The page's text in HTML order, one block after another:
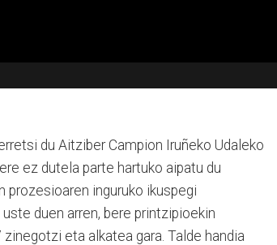
du Aitziber Campion Iruñeko Udaleko
ez dutela parte hartuko aipatu du
prozesioaren inguruko ikuspegi
duen arren, bere printzipioekin
eta alkatea gara. Talde handia